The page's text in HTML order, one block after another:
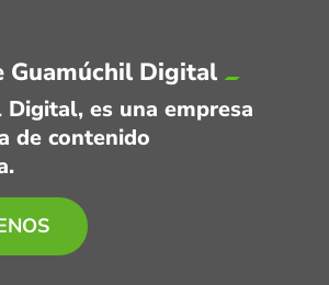
Guamúchil Digital
Digital, es una empresa
de contenido